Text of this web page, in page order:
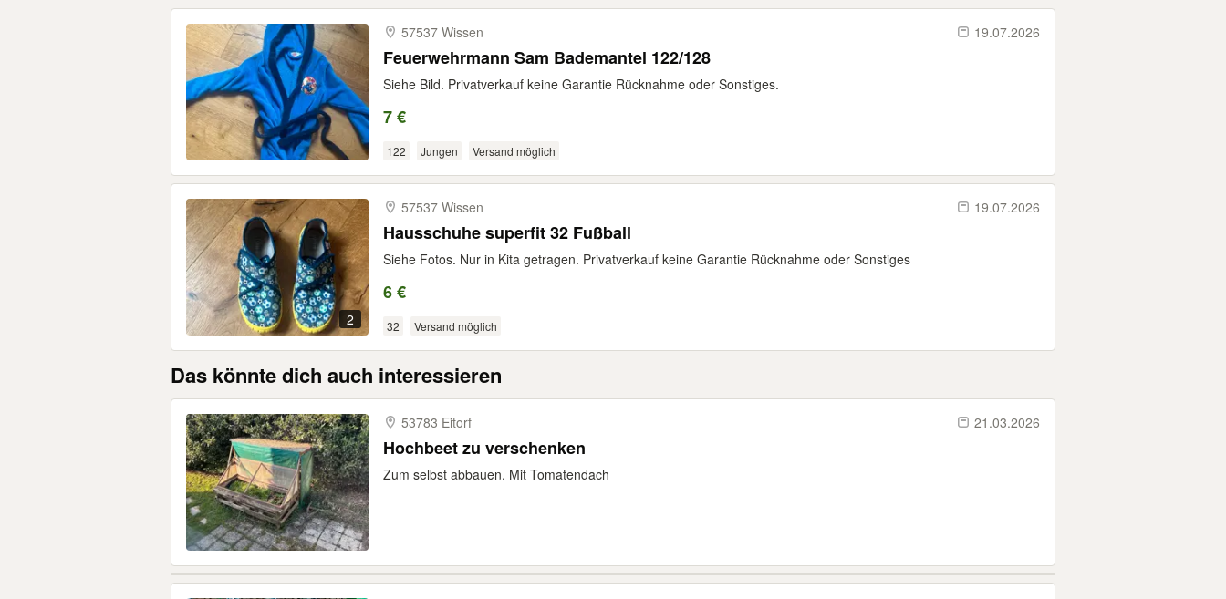
57537 Wissen 19.07.2026
Feuerwehrmann Sam Bademantel 122/128
Siehe Bild. Privatverkauf keine Garantie Rücknahme oder Sonstiges.
7 €
122 Jungen Versand möglich
2
57537 Wissen 19.07.2026
Hausschuhe superfit 32 Fußball
Siehe Fotos. Nur in Kita getragen. Privatverkauf keine Garantie Rücknahme oder Sonstiges
6 €
32 Versand möglich
Das könnte dich auch interessieren
53783 Eitorf 21.03.2026
Hochbeet zu verschenken
Zum selbst abbauen. Mit Tomatendach